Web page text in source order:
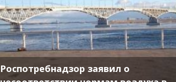
Роспотребнадзор заявил о